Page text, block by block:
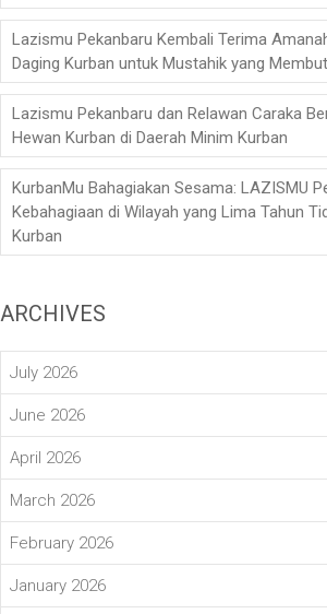
Lazismu Pekanbaru Kembali Terima
Daging Kurban untuk Mustahik yang
Lazismu Pekanbaru dan Relawan Caraka
Hewan Kurban di Daerah Minim Kurban
KurbanMu Bahagiakan Sesama: LAZISMU
Kebahagiaan di Wilayah yang Lima Tahun
Kurban
ARCHIVES
July 2026
June 2026
April 2026
March 2026
February 2026
January 2026